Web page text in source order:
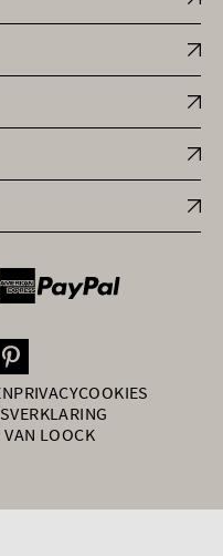
PRIVACYCOOKIES
LOOCK